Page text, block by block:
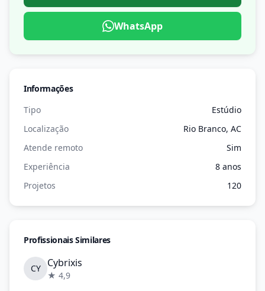
WhatsApp
Informações
Tipo
Estúdio
Localização
Rio Branco, AC
Atende remoto
Sim
Experiência
8 anos
Projetos
120
Profissionais Similares
CY Cybrixis
★ 4,9